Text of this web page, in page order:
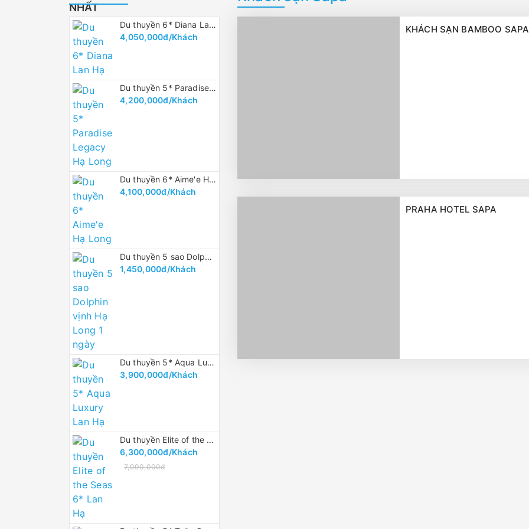
NHẤT
Du thuyền 6* Diana Lan Hạ
4,050,000đ/Khách
Du thuyền 5* Paradise Legacy Hạ Long
4,200,000đ/Khách
Du thuyền 6* Aime'e Hạ Long
4,100,000đ/Khách
Du thuyền 5 sao Dolphin vịnh Hạ Long 1 ngày
1,450,000đ/Khách
Du thuyền 5* Aqua Luxury Lan Hạ
3,900,000đ/Khách
Du thuyền Elite of the Seas 6* Lan Hạ
6,300,000đ/Khách
7,000,000đ
KHÁCH SẠN BAMBOO SAPA
PRAHA HOTEL SAPA